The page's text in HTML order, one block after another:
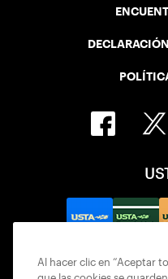
Al hacer clic en “Aceptar